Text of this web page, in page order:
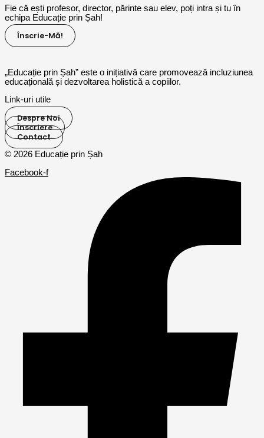
Fie că ești profesor, director, părinte sau elev, poți intra și tu în
echipa Educație prin Șah!
Înscrie-Mă!
„Educație prin Șah” este o inițiativă care promovează incluziunea
educațională și dezvoltarea holistică a copiilor.
Link-uri utile
Despre Noi
Înscriere
Contact
© 2026 Educație prin Șah
Facebook-f